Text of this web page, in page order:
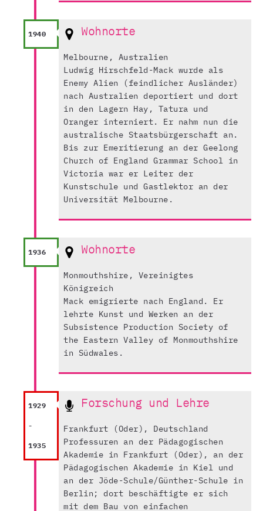
1940 Wohnorte
Melbourne, Australien
Ludwig Hirschfeld-Mack wurde als
Enemy Alien (feindlicher Ausländer)
nach Australien deportiert und dort
in den Lagern Hay, Tatura und
Oranger interniert. Er nahm nun die
australische Staatsbürgerschaft an.
Bis zur Emeritierung an der Geelong
Church of England Grammar School in
Victoria war er Leiter der
Kunstschule und Gastlektor an der
Universität Melbourne.
1936 Wohnorte
Monmouthshire, Vereinigtes
Königreich
Mack emigrierte nach England. Er
lehrte Kunst und Werken an der
Subsistence Production Society of
the Eastern Valley of Monmouthshire
in Südwales.
1929
-
1935
Forschung und Lehre
Frankfurt (Oder), Deutschland
Professuren an der Pädagogischen
Akademie in Frankfurt (Oder), an der
Pädagogischen Akademie in Kiel und
an der Jöde-Schule/Günther-Schule in
Berlin; dort beschäftigte er sich
mit dem Bau von einfachen